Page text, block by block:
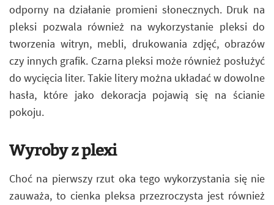
odporny na działanie promieni słonecznych. Druk na
pleksi pozwala również na wykorzystanie pleksi do
tworzenia witryn, mebli, drukowania zdjęć, obrazów
czy innych grafik. Czarna pleksi może również posłużyć
do wycięcia liter. Takie litery można układać w dowolne
hasła, które jako dekoracja pojawią się na ścianie
pokoju.
Wyroby z plexi
Choć na pierwszy rzut oka tego wykorzystania się nie
zauważa, to cienka pleksa przezroczysta jest również